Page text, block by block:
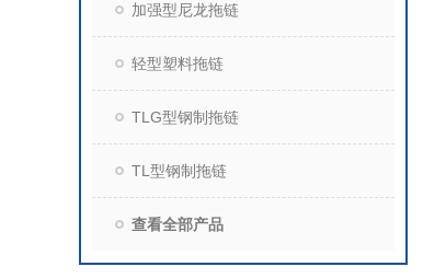
加强型尼龙拖链
轻型塑料拖链
TLG型钢制拖链
TL型钢制拖链
查看全部产品